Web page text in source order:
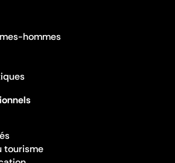
hommes
tourisme